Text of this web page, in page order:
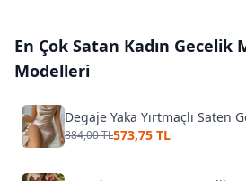
En Çok Satan Kadın Gecelik
Modelleri
884,00 TL573,75 TL